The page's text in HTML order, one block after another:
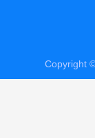
Copyright